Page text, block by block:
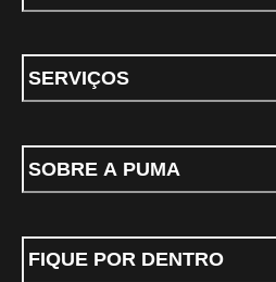
SERVIÇOS
SOBRE A PUMA
FIQUE POR DENTRO